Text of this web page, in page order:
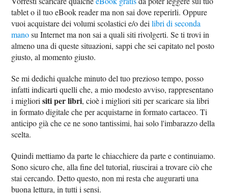
tablet o il tuo eBook reader ma non sai dove reperirli. Oppure
vuoi acquistare dei volumi scolastici e/o deilibri di seconda
manosu Internet ma non sai a quali siti rivolgerti. Se ti trovi in
almeno una di queste situazioni, sappi che sei capitato nel posto
giusto, al momento giusto.
Se mi dedichi qualche minuto del tuo prezioso tempo, posso
infatti indicarti quelli che, a mio modesto avviso, rappresentano
i migliorisiti per libri, cioè i migliori siti per scaricare sia libri
in formato digitale che per acquistarne in formato cartaceo. Ti
anticipo già che ce ne sono tantissimi, hai solo l'imbarazzo della
scelta.
Quindi mettiamo da parte le chiacchiere da parte e continuiamo.
Sono sicuro che, alla fine del tutorial, riuscirai a trovare ciò che
stai cercando. Detto questo, non mi resta che augurarti una
buona lettura, in tutti i sensi.